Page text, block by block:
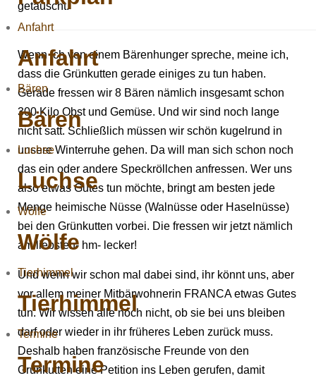
Anfahrt
Anfahrt
Bären
Bären
Luchse
Luchse
Wölfe
Wölfe
Tierhimmel
Tierhimmel
Termine
Termine
getäuscht.
Wenn ich von einem Bärenhunger spreche, meine ich,
dass die Grünkutten gerade einiges zu tun haben.
Gerade fressen wir 8 Bären nämlich insgesamt schon
300 Kilo Obst und Gemüse. Und wir sind noch lange
nicht satt. Schließlich müssen wir schön kugelrund in
unsere Winterruhe gehen. Da will man sich schon noch
das ein oder andere Speckröllchen anfressen. Wer uns
also etwas Gutes tun möchte, bringt am besten jede
Menge heimische Nüsse (Walnüsse oder Haselnüsse)
bei den Grünkutten vorbei. Die fressen wir jetzt nämlich
am liebsten- hm- lecker!
Und wenn wir schon mal dabei sind, ihr könnt uns, aber
vor allem meiner Mitbärwohnerin FRANCA etwas Gutes
tun. Wir wissen alle noch nicht, ob sie bei uns bleiben
darf oder wieder in ihr früheres Leben zurück muss.
Deshalb haben französische Freunde von den
Grünkutten eine Petition ins Leben gerufen, damit